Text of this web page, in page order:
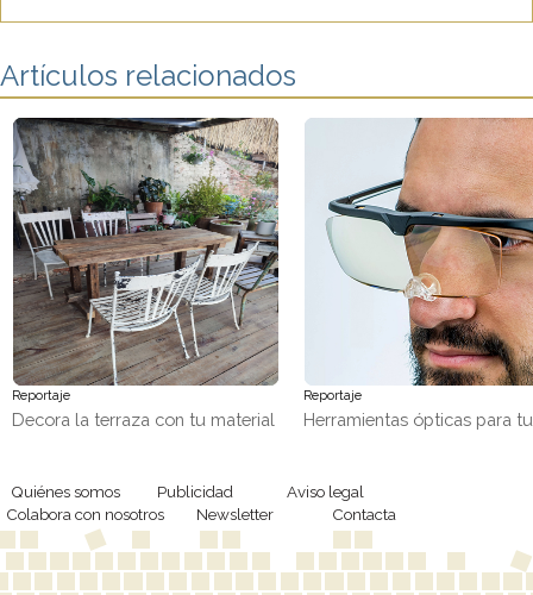
Artículos relacionados
Reportaje
Decora la terraza con tu material
Reportaje
Herramientas ópticas para
Quiénes somos Publicidad
Aviso legal
Colabora con nosotros
Newsletter Contacta